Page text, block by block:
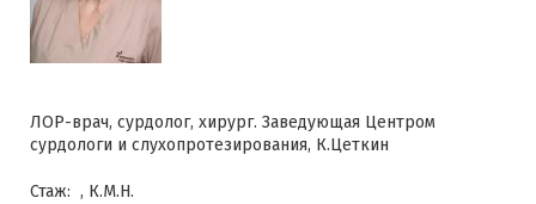
ЛОР-врач, сурдолог, хирург. Заведующая Центром
сурдологи и слухопротезирования, К.Цеткин
Стаж: , К.М.Н.